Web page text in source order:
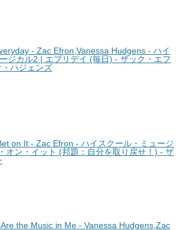
- Zac Efron,Vanessa Hudgens - ハイ
ジカル2 | エブリデイ (毎日) - ザック・エフ
ハジェンズ
on It - Zac Efron - ハイスクール・ミュージ
オン・イット (邦題：自分を取り戻せ！) - ザ
Are the Music in Me - Vanessa Hudgens,Zac